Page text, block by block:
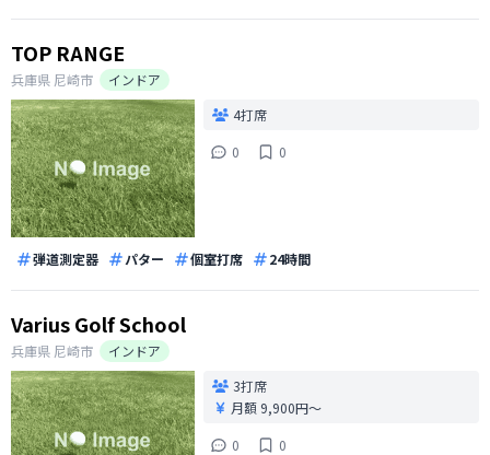
TOP RANGE
兵庫県 尼崎市
インドア
4打席
0
0
弾道測定器 パター 個室打席 24時間
Varius Golf School
兵庫県 尼崎市
インドア
3打席
月額 9,900円〜
0
0